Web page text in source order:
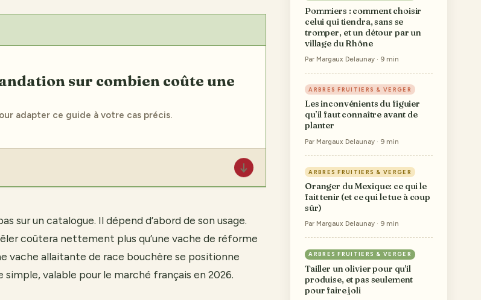
adapter ce guide à votre cas précis.
↓
sur un catalogue. Il dépend d’abord de son usage.
coûtera nettement plus qu’une vache de réforme
vache allaitante de race bouchère se positionne
simple, valable pour le marché français en 2026.
Pommiers : comment choisir
celui qui tiendra, sans se
tromper, et un détour par un
village du Rhône
Par Margaux Delaunay · 9 min
ARBRES FRUITIERS & VERGER
Les inconvénients du figuier
qu’il faut connaître avant de
planter
Par Margaux Delaunay · 9 min
ARBRES FRUITIERS & VERGER
Oranger du Mexique: ce qui le
fait tenir (et ce qui le tue à coup
sûr)
Par Margaux Delaunay · 9 min
ARBRES FRUITIERS & VERGER
Tailler un olivier pour qu'il
produise, et pas seulement
pour faire joli